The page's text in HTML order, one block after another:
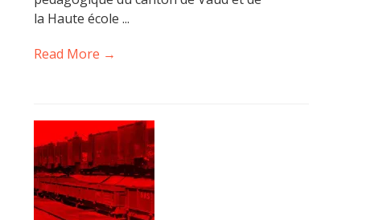
la Haute école ...
Read More →